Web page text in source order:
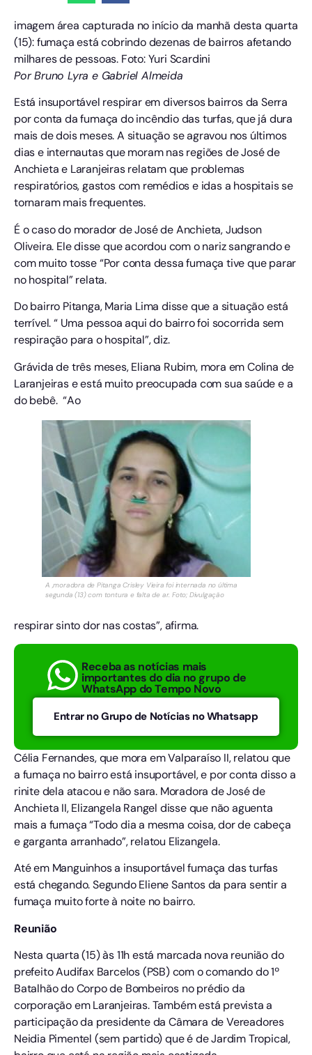
imagem área capturada no início da manhã desta quarta
(15): fumaça está cobrindo dezenas de bairros afetando
milhares de pessoas. Foto: Yuri Scardini
Por Bruno Lyra e Gabriel Almeida
Está insuportável respirar em diversos bairros da Serra
por conta da fumaça do incêndio das turfas, que já dura
mais de dois meses. A situação se agravou nos últimos
dias e internautas que moram nas regiões de José de
Anchieta e Laranjeiras relatam que problemas
respiratórios, gastos com remédios e idas a hospitais se
tornaram mais frequentes.
É o caso do morador de José de Anchieta, Judson
Oliveira. Ele disse que acordou com o nariz sangrando e
com muito tosse “Por conta dessa fumaça tive que parar
no hospital” relata.
Do bairro Pitanga, Maria Lima disse que a situação está
terrível. “ Uma pessoa aqui do bairro foi socorrida sem
respiração para o hospital”, diz.
Grávida de três meses, Eliana Rubim, mora em Colina de
Laranjeiras e está muito preocupada com sua saúde e a
do bebê. “Ao
A ,moradora de Pitanga Crisley Vieira foi internada no última
segunda (13) com tontura e falta de ar. Foto; Divulgação
respirar sinto dor nas costas”, afirma.
Receba as notícias mais
importantes do dia no grupo de
WhatsApp do Tempo Novo
Entrar no Grupo de Notícias no Whatsapp
Célia Fernandes, que mora em Valparaíso II, relatou que
a fumaça no bairro está insuportável, e por conta disso a
rinite dela atacou e não sara. Moradora de José de
Anchieta II, Elizangela Rangel disse que não aguenta
mais a fumaça “Todo dia a mesma coisa, dor de cabeça
e garganta arranhado”, relatou Elizangela.
Até em Manguinhos a insuportável fumaça das turfas
está chegando. Segundo Eliene Santos da para sentir a
fumaça muito forte à noite no bairro.
Reunião
Nesta quarta (15) às 11h está marcada nova reunião do
prefeito Audifax Barcelos (PSB) com o comando do 1º
Batalhão do Corpo de Bombeiros no prédio da
corporação em Laranjeiras. Também está prevista a
participação da presidente da Câmara de Vereadores
Neidia Pimentel (sem partido) que é de Jardim Tropical,